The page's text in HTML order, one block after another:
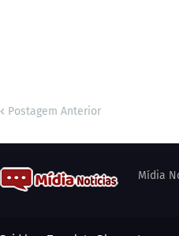
Postagem Anterior
Mídia